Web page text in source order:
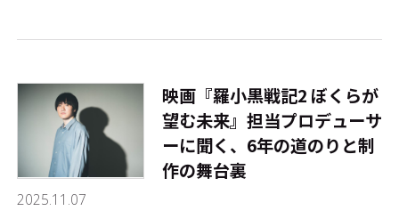
2025.11.07
映画『羅小黒戦記2 ぼくらが
望む未来』担当プロデューサ
ーに聞く、6年の道のりと制
作の舞台裏